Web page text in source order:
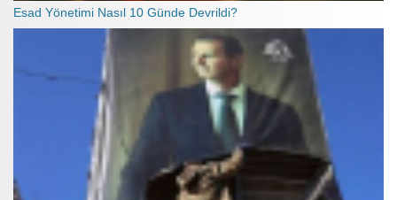
Esad Yönetimi Nasıl 10 Günde Devrildi?